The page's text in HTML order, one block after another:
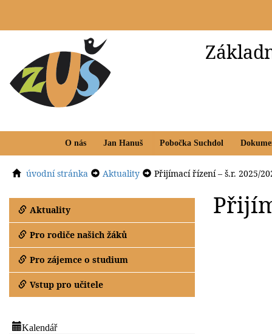
O nás Jan Hanuš Pobočka Suchdol
úvodní stránka Aktuality Přijímací řízení – š.r. 2025/
Aktuality
Pro rodiče našich žáků
Pro zájemce o studium
Vstup pro učitele
Kalendář